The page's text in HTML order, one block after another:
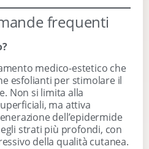
frequenti
medico-estetico che
esfolianti per stimolare il
Non si limita alla
ma attiva
dell’epidermide
strati più profondi, con
della qualità cutanea.